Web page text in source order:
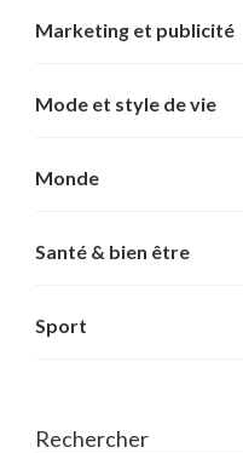
Marketing et publicité
Mode et style de vie
Monde
Santé & bien être
Sport
Rechercher